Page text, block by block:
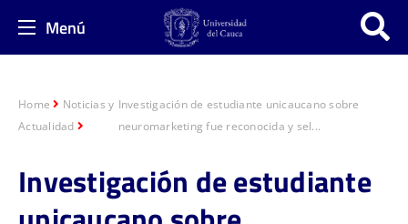
Menú
Home
Noticias y
Actualidad
Investigación de estudiante unicaucano sobre
neuromarketing fue reconocida y sel...
Investigación de estudiante